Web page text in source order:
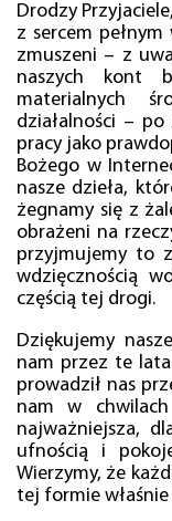
Drodzy Przyjaciele,
z sercem
zmuszeni – z
naszych kont
materialnych
działalności –
pracy jako
Bożego w
nasze dzieła,
żegnamy się z
obrażeni na
przyjmujemy to
wdzięcznością
częścią tej drogi.
Dziękujemy
nam przez te lata
prowadził nas
nam w
najważniejsza,
ufnością i
Wierzymy, że
tej formie właśnie